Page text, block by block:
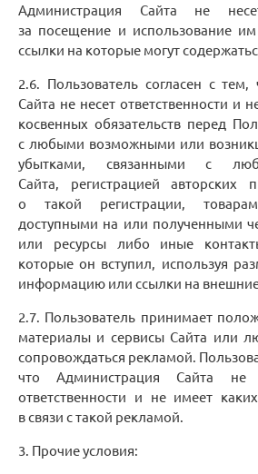
Администрация Сайта не несет
за посещение и использование
ссылки на которые могут
2.6. Пользователь согласен с
Сайта не несет ответственности и
косвенных обязательств перед
с любыми возможными или
убытками, связанными с
Сайта, регистрацией авторских
о такой регистрации,
доступными на или полученными
или ресурсы либо иные
которые он вступил, используя
информацию или ссылки на
2.7. Пользователь принимает
материалы и сервисы Сайта или
сопровождаться рекламой.
что Администрация Сайта не
ответственности и не имеет
в связи с такой рекламой.
3. Прочие условия: